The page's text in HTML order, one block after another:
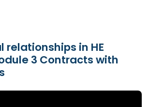
relationships in HE
3 Contracts with